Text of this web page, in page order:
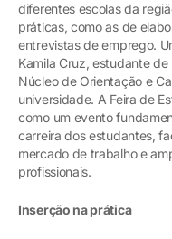
diferentes escolas da
práticas, como as de
entrevistas de emprego.
Kamila Cruz, estudante
Núcleo de Orientação e
universidade. A Feira de
como um evento
carreira dos estudantes,
mercado de trabalho e
profissionais.
Inserção na prática